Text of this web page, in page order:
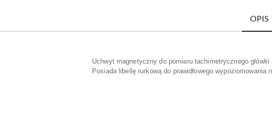
OPIS
Uchwyt magnetyczny do pomiaru tachimetrycznego główki
Posiada libellę rurkową do prawidłowego